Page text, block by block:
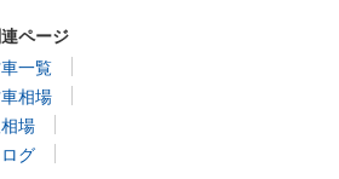
ページ
一覧
相場
場
グ